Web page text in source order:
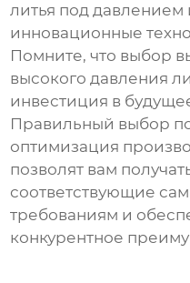
литья под давлением
инновационные
Помните, что выбор
высокого давления
инвестиция в
Правильный выбор
оптимизация
позволят вам
соответствующие
требованиям и
конкурентное